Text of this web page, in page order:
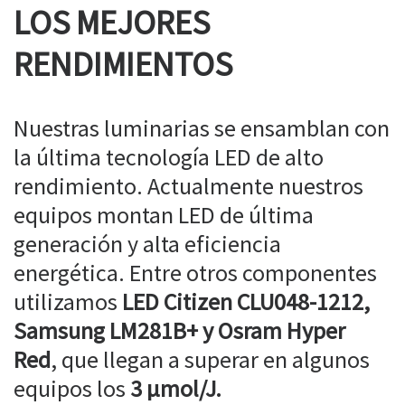
LOS MEJORES
RENDIMIENTOS
Nuestras luminarias se ensamblan con
la última tecnología LED de alto
rendimiento. Actualmente nuestros
equipos montan LED de última
generación y alta eficiencia
energética. Entre otros componentes
utilizamos LED Citizen CLU048-1212,
Samsung LM281B+ y Osram Hyper
Red, que llegan a superar en algunos
equipos los 3 µmol/J.